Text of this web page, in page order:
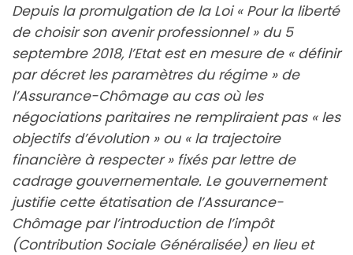
Depuis la promulgation de la Loi « Pour la liberté
de choisir son avenir professionnel » du 5
septembre 2018, l’Etat est en mesure de « définir
par décret les paramètres du régime » de
l’Assurance-Chômage au cas où les
négociations paritaires ne rempliraient pas « les
objectifs d’évolution » ou « la trajectoire
financière à respecter » fixés par lettre de
cadrage gouvernementale. Le gouvernement
justifie cette étatisation de l’Assurance-
Chômage par l’introduction de l’impôt
(Contribution Sociale Généralisée) en lieu et